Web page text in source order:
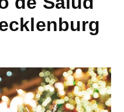
necesitamostu apoyo